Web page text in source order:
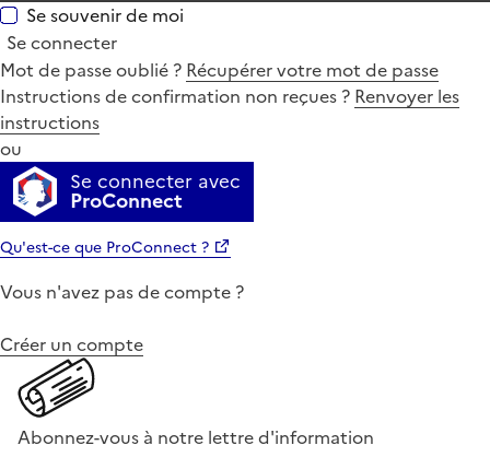
Se souvenir de moi
Se connecter
Mot de passe oublié ? Récupérer votre mot de passe
Instructions de confirmation non reçues ? Renvoyer les
instructions
ou
Se connecter avec
ProConnect
Qu'est-ce que ProConnect ?
Vous n'avez pas de compte ?
Créer un compte
Abonnez-vous à notre lettre d'information